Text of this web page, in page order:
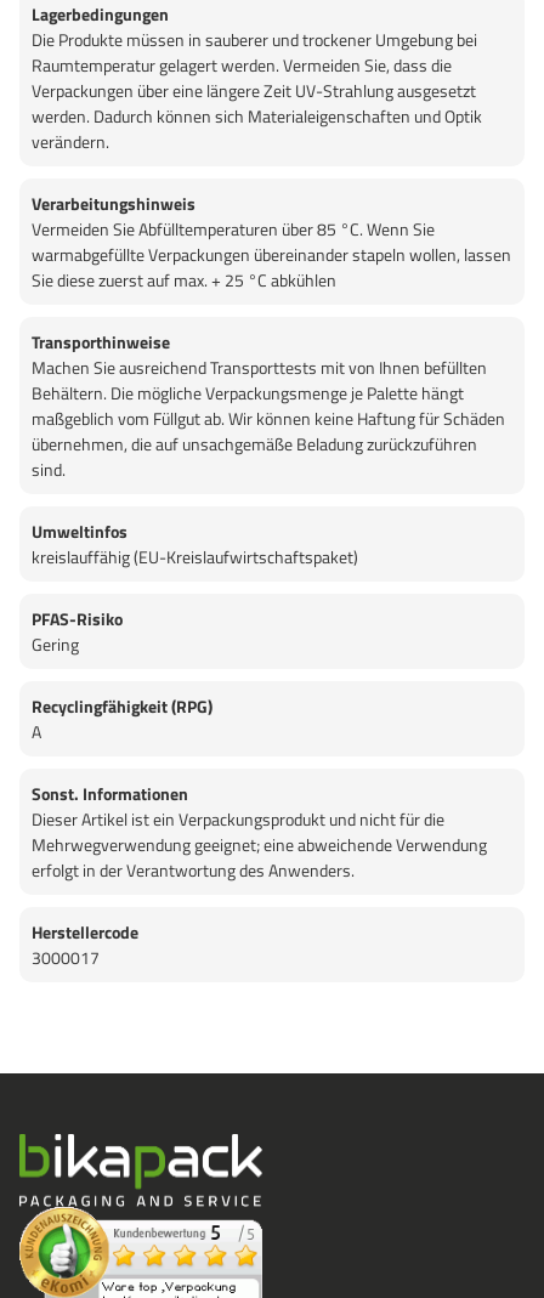
Lagerbedingungen
Die Produkte müssen in sauberer und trockener Umgebung bei
Raumtemperatur gelagert werden. Vermeiden Sie, dass die
Verpackungen über eine längere Zeit UV-Strahlung ausgesetzt
werden. Dadurch können sich Materialeigenschaften und Optik
verändern.
Verarbeitungshinweis
Vermeiden Sie Abfülltemperaturen über 85 °C. Wenn Sie
warmabgefüllte Verpackungen übereinander stapeln wollen, lassen
Sie diese zuerst auf max. + 25 °C abkühlen
Transporthinweise
Machen Sie ausreichend Transporttests mit von Ihnen befüllten
Behältern. Die mögliche Verpackungsmenge je Palette hängt
maßgeblich vom Füllgut ab. Wir können keine Haftung für Schäden
übernehmen, die auf unsachgemäße Beladung zurückzuführen
sind.
Umweltinfos
kreislauffähig (EU-Kreislaufwirtschaftspaket)
PFAS-Risiko
Gering
Recyclingfähigkeit (RPG)
A
Sonst. Informationen
Dieser Artikel ist ein Verpackungsprodukt und nicht für die
Mehrwegverwendung geeignet; eine abweichende Verwendung
erfolgt in der Verantwortung des Anwenders.
Herstellercode
3000017